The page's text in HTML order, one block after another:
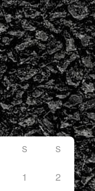
S S
1 2